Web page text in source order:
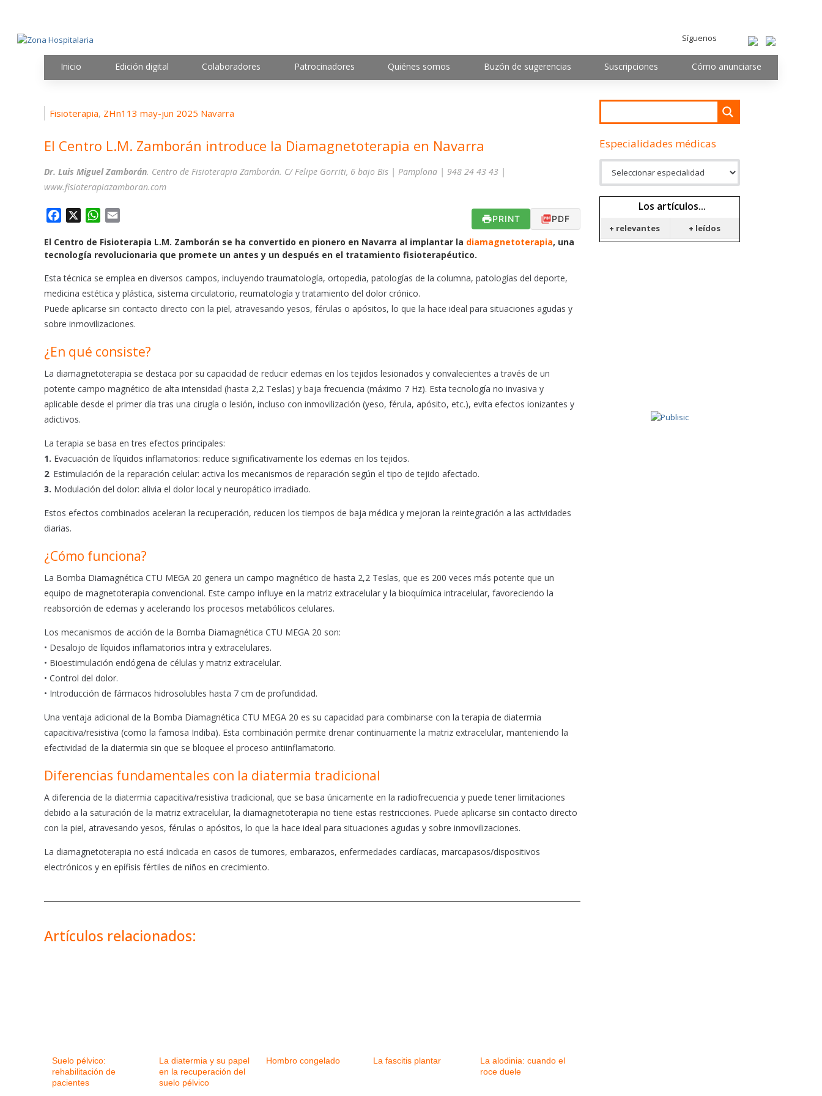
Síguenos
Inicio Edición digital Colaboradores Patrocinadores Quiénes somos Buzón de sugerencias Suscripciones Cómo anunciarse
Fisioterapia, ZHn113 may-jun 2025 Navarra
El Centro L.M. Zamborán introduce la Diamagnetoterapia en Navarra
Dr. Luis Miguel Zamborán. Centro de Fisioterapia Zamborán. C/ Felipe Gorriti, 6 bajo Bis | Pamplona | 948 24 43 43 |
www.fisioterapiazamboran.com
c
e
b
o
o
W
a
t
s
A
a
i
l
PRINT PDF
El Centro de Fisioterapia L.M. Zamborán se ha convertido en pionero en Navarra al implantar la diamagnetoterapia, una
tecnología revolucionaria que promete un antes y un después en el tratamiento fisioterapéutico.
Esta técnica se emplea en diversos campos, incluyendo traumatología, ortopedia, patologías de la columna, patologías del deporte,
medicina estética y plástica, sistema circulatorio, reumatología y tratamiento del dolor crónico.
Puede aplicarse sin contacto directo con la piel, atravesando yesos, férulas o apósitos, lo que la hace ideal para situaciones agudas y
sobre inmovilizaciones.
¿En qué consiste?
La diamagnetoterapia se destaca por su capacidad de reducir edemas en los tejidos lesionados y convalecientes a través de un
potente campo magnético de alta intensidad (hasta 2,2 Teslas) y baja frecuencia (máximo 7 Hz). Esta tecnología no invasiva y
aplicable desde el primer día tras una cirugía o lesión, incluso con inmovilización (yeso, férula, apósito, etc.), evita efectos ionizantes y
adictivos.
La terapia se basa en tres efectos principales:
1. Evacuación de líquidos inflamatorios: reduce significativamente los edemas en los tejidos.
2. Estimulación de la reparación celular: activa los mecanismos de reparación según el tipo de tejido afectado.
3. Modulación del dolor: alivia el dolor local y neuropático irradiado.
Estos efectos combinados aceleran la recuperación, reducen los tiempos de baja médica y mejoran la reintegración a las actividades
diarias.
¿Cómo funciona?
La Bomba Diamagnética CTU MEGA 20 genera un campo magnético de hasta 2,2 Teslas, que es 200 veces más potente que un
equipo de magnetoterapia convencional. Este campo influye en la matriz extracelular y la bioquímica intracelular, favoreciendo la
reabsorción de edemas y acelerando los procesos metabólicos celulares.
Los mecanismos de acción de la Bomba Diamagnética CTU MEGA 20 son:
• Desalojo de líquidos inflamatorios intra y extracelulares.
• Bioestimulación endógena de células y matriz extracelular.
• Control del dolor.
• Introducción de fármacos hidrosolubles hasta 7 cm de profundidad.
Una ventaja adicional de la Bomba Diamagnética CTU MEGA 20 es su capacidad para combinarse con la terapia de diatermia
capacitiva/resistiva (como la famosa Indiba). Esta combinación permite drenar continuamente la matriz extracelular, manteniendo la
efectividad de la diatermia sin que se bloquee el proceso antiinflamatorio.
Diferencias fundamentales con la diatermia tradicional
A diferencia de la diatermia capacitiva/resistiva tradicional, que se basa únicamente en la radiofrecuencia y puede tener limitaciones
debido a la saturación de la matriz extracelular, la diamagnetoterapia no tiene estas restricciones. Puede aplicarse sin contacto directo
con la piel, atravesando yesos, férulas o apósitos, lo que la hace ideal para situaciones agudas y sobre inmovilizaciones.
La diamagnetoterapia no está indicada en casos de tumores, embarazos, enfermedades cardíacas, marcapasos/dispositivos
electrónicos y en epífisis fértiles de niños en crecimiento.
Artículos relacionados:
Suelo pélvico:
rehabilitación de
pacientes
La diatermia y su papel
en la recuperación del
suelo pélvico
Hombro congelado La fascitis plantar
La alodinia: cuando el
roce duele
Especialidades médicas
Los artículos...
+ relevantes + leídos